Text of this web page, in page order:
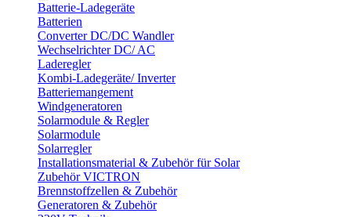
Batterie-Ladegeräte
Batterien
Converter DC/DC Wandler
Wechselrichter DC/ AC
Laderegler
Kombi-Ladegeräte/ Inverter
Batteriemangement
Windgeneratoren
Solarmodule & Regler
Solarmodule
Solarregler
Installationsmaterial & Zubehör für Solar
Zubehör VICTRON
Brennstoffzellen & Zubehör
Generatoren & Zubehör